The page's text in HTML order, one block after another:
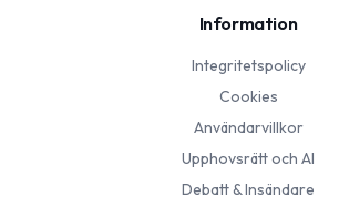
Information
Integritetspolicy
Cookies
Användarvillkor
Upphovsrätt och AI
Debatt & Insändare